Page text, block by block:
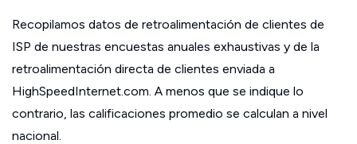
Recopilamos datos de retroalimentación de clientes de
ISP de nuestras encuestas anuales exhaustivas y de la
retroalimentación directa de clientes enviada a
HighSpeedInternet.com. A menos que se indique lo
contrario, las calificaciones promedio se calculan a nivel
nacional.